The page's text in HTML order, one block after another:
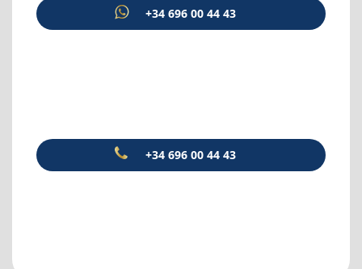
+34 696 00 44 43
+34 696 00 44 43